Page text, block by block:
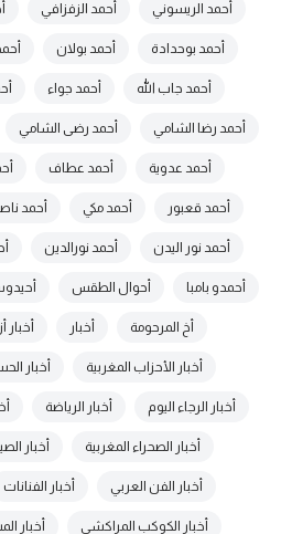
أحمد الريسوني أحمد الزفزافي
أحمد بوحدادة أحمد بولان
أحمد جاب الله أحمد جواء
أحمد رضا الشامي أحمد رضى الشامي
أحمد عدوية أحمد عطاف
أحمد قعبور أحمد مكي أحمد
أحمد نور اليدن أحمد نورالدين
أحمدو بامبا أحوال الطقس
أخ المرحومة أخبار أخبار
أخبار الأحزاب المغربية أخبار
أخبار الرجاء اليوم أخبار الرياضة
أخبار الصحراء المغربية أخبار
أخبار الفن العربي أخبار الفنانات
أخبار الكوكب المراكشي أخبار